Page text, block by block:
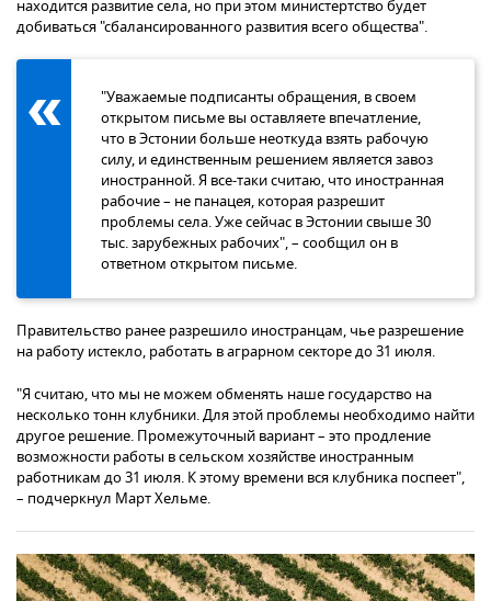
находится развитие села, но при этом министертство будет
добиваться "сбалансированного развития всего общества".
"Уважаемые подписанты обращения, в своем
открытом письме вы оставляете впечатление,
что в Эстонии больше неоткуда взять рабочую
силу, и единственным решением является завоз
иностранной. Я все-таки считаю, что иностранная
рабочие – не панацея, которая разрешит
проблемы села. Уже сейчас в Эстонии свыше 30
тыс. зарубежных рабочих", – сообщил он в
ответном открытом письме.
Правительство ранее разрешило иностранцам, чье разрешение
на работу истекло, работать в аграрном секторе до 31 июля.
"Я считаю, что мы не можем обменять наше государство на
несколько тонн клубники. Для этой проблемы необходимо найти
другое решение. Промежуточный вариант – это продление
возможности работы в сельском хозяйстве иностранным
работникам до 31 июля. К этому времени вся клубника поспеет",
– подчеркнул Март Хельме.